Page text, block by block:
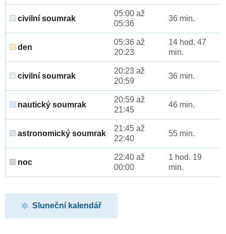
civilní soumrak
05:00 až
05:36
36 min.
den
05:36 až
20:23
14 hod. 47
min.
civilní soumrak
20:23 až
20:59
36 min.
nautický soumrak
20:59 až
21:45
46 min.
astronomický soumrak
21:45 až
22:40
55 min.
noc
22:40 až
00:00
1 hod. 19
min.
Sluneční kalendář